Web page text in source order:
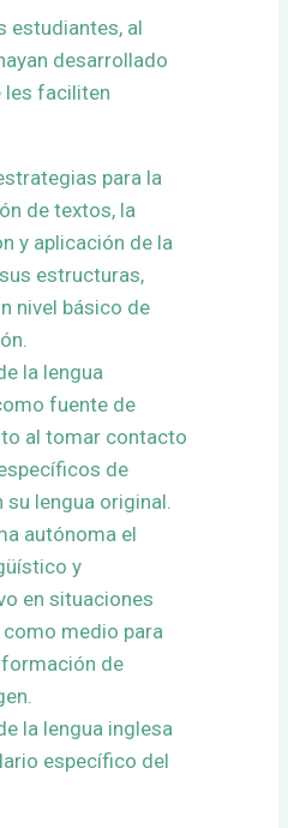
estudiantes, al
desarrollado
les faciliten
para la
de textos, la
y aplicación de la
estructuras,
nivel básico de
la lengua
fuente de
al tomar contacto
de
su lengua original.
autónoma el
y
en situaciones
medio para
de
la lengua inglesa
específico del